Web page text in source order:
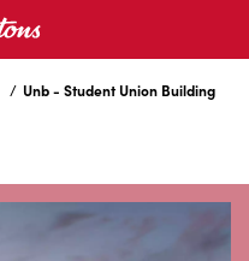
/ Unb - Student Union Building